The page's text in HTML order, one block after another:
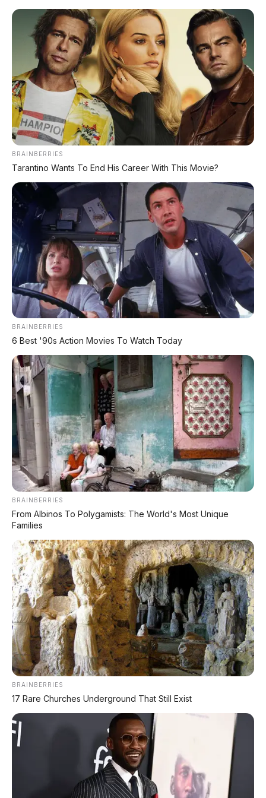
Home »Chery»mobil listrik»Review Mobil
Aksi Balas Wuling! Chery Luncurkan All-
New QQ3: Jarak Tempuh 401 Km, Siap
Bikin Binguo EV Ketar-Ketir?
📸 All-New Chery QQ3 2026 – mobil listrik kompak
yang langsung ludes 27.319 unit dalam 3 jam
🎮 Interior Chery QQ3 – layar 15,6 inci dengan chip
Snapdragon 8155
🛄 Bagasi Chery QQ3 – bisa diperluas hingga 1.450 liter
8 Februari 2026 | ✍️
📍 BEIJING, CHINA
BRAINBERRIES
Tarantino Wants To End His Career With This Movie?
BRAINBERRIES
6 Best '90s Action Movies To Watch Today
BRAINBERRIES
From Albinos To Polygamists: The World's Most Unique
Families
BRAINBERRIES
17 Rare Churches Underground That Still Exist